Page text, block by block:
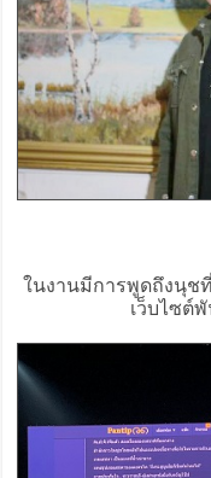
ในงานมีการพูดถึงนุช
เว็บไซต์